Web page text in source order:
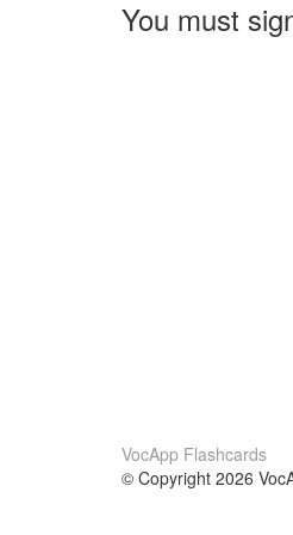
You must
VocApp Flashcards
© Copyright 2026